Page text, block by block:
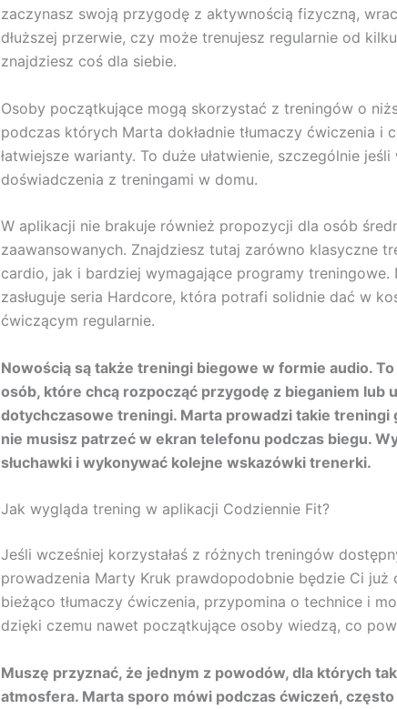
zaczynasz swoją przygodę z aktywnością fizyczną,
dłuższej przerwie, czy może trenujesz regularnie od
znajdziesz coś dla siebie.
Osoby początkujące mogą skorzystać z treningów o
podczas których Marta dokładnie tłumaczy ćwiczenia i
łatwiejsze warianty. To duże ułatwienie, szczególnie jeśli
doświadczenia z treningami w domu.
W aplikacji nie brakuje również propozycji dla osób
zaawansowanych. Znajdziesz tutaj zarówno klasyczne
cardio, jak i bardziej wymagające programy treningowe.
zasługuje seria Hardcore, która potrafi solidnie dać w
ćwiczącym regularnie.
Nowością są także treningi biegowe w formie audio.
osób, które chcą rozpocząć przygodę z bieganiem lub
dotychczasowe treningi. Marta prowadzi takie treningi
nie musisz patrzeć w ekran telefonu podczas biegu.
słuchawki i wykonywać kolejne wskazówki trenerki.
Jak wygląda trening w aplikacji Codziennie Fit?
Jeśli wcześniej korzystałaś z różnych treningów
prowadzenia Marty Kruk prawdopodobnie będzie Ci już
bieżąco tłumaczy ćwiczenia, przypomina o technice i
dzięki czemu nawet początkujące osoby wiedzą, co
Muszę przyznać, że jednym z powodów, dla których
atmosfera. Marta sporo mówi podczas ćwiczeń,